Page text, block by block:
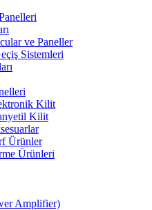
ve Paneller
Sistemleri
Kilit
Kilit
Ürünler
Ürünleri
Amplifier)